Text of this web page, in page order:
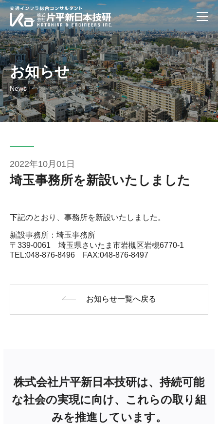
お知らせ
News
2022年10月01日
埼玉事務所を新設いたしました
下記のとおり、事務所を新設いたしました。
新設事務所：埼玉事務所
〒339-0061 埼玉県さいたま市岩槻区岩槻6770-1
TEL:048-876-8496 FAX:048-876-8497
お知らせ一覧へ戻る
株式会社片平新日本技研は、持続可能
な社会の実現に向け、これらの取り組
みを推進しています。